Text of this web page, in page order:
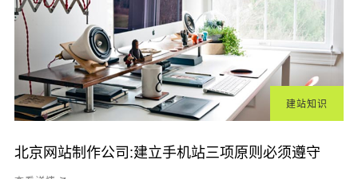
建站知识
北京网站制作公司:建立手机站三项原则必须遵守